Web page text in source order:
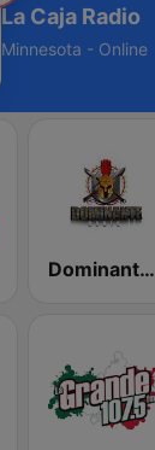
La Caja Radio
Minnesota - Online
Dominante Radio